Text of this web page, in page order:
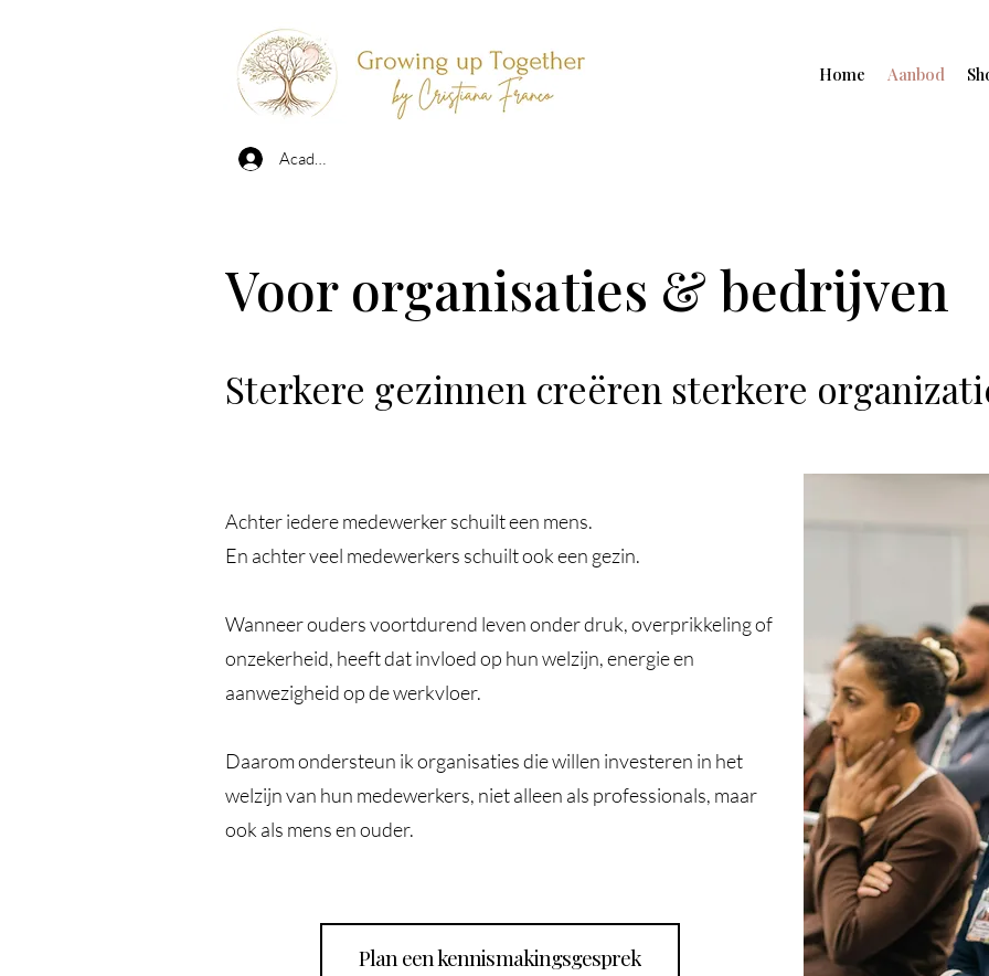
Home Aanbod
Academy Login
Voor organisaties & bedrijven
Sterkere gezinnen creëren sterkere
Achter iedere medewerker schuilt een mens.
En achter veel medewerkers schuilt ook een gezin.
Wanneer ouders voortdurend leven onder druk, overprikkeling of
onzekerheid, heeft dat invloed op hun welzijn, energie en
aanwezigheid op de werkvloer.
Daarom ondersteun ik organisaties die willen investeren in het
welzijn van hun medewerkers, niet alleen als professionals, maar
ook als mens en ouder.
Plan een kennismakingsgesprek